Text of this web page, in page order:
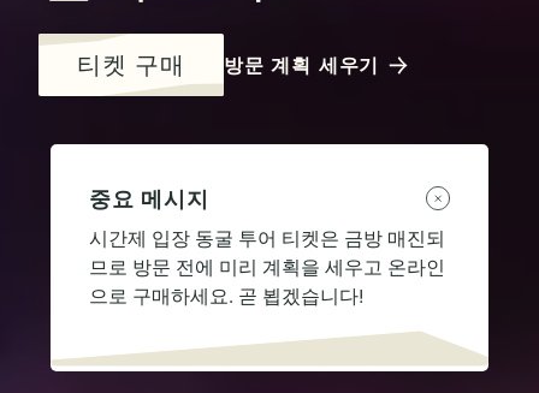
티켓 구매 방문 계획 세우기
중요 메시지
시간제 입장 동굴 투어 티켓은 금방 매진되
므로 방문 전에 미리 계획을 세우고 온라인
으로 구매하세요. 곧 뵙겠습니다!